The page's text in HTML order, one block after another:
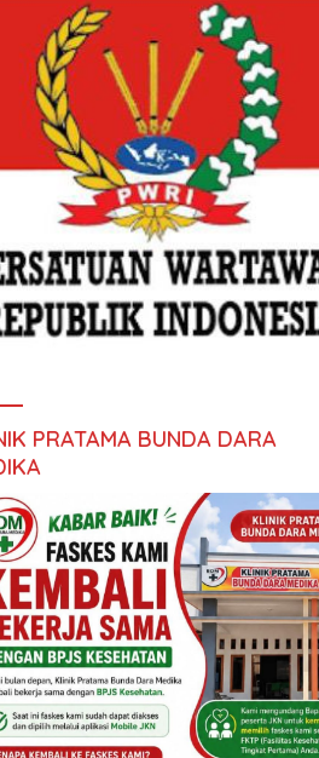
PRATAMA BUNDA DARA